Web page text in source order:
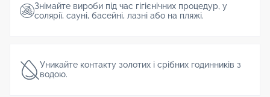
Знімайте вироби під час гігієнічних процедур, у
солярії, сауні, басейні, лазні або на пляжі.
Уникайте контакту золотих і срібних годинників з
водою.